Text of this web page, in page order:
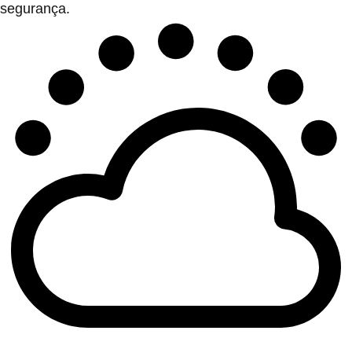
segurança.